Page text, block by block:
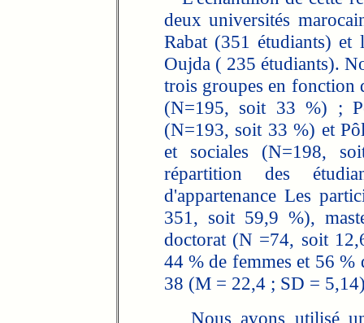
deux universités
Rabat (351 étudiants) et
Oujda ( 235 étudiants).
trois groupes en fonction
(N=195, soit 33 %) ;
(N=193, soit 33 %) et
et sociales (N=198,
répartition des
d'appartenance Les
351, soit 59,9 %),
doctorat (N =74, soit
44 % de femmes et 56 %
38 (M = 22,4 ; SD =
Nous avons utilisé un